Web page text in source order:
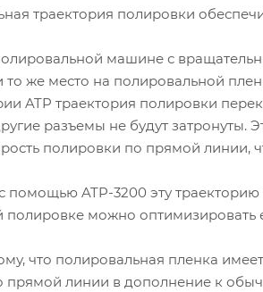
траектория полировки
машине с
то же место на полировальной
ATP траектория полировки
разъемы не будут затронуты.
полировки по прямой линии,
помощью ATP-3200 эту
полировке можно оптимизировать
что полировальная пленка
линии в дополнение к